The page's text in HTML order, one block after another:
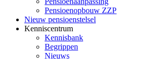
Pensioenopbouw ZZP
Nieuw pensioenstelsel
Kenniscentrum
Kennisbank
Begrippen
Nieuws